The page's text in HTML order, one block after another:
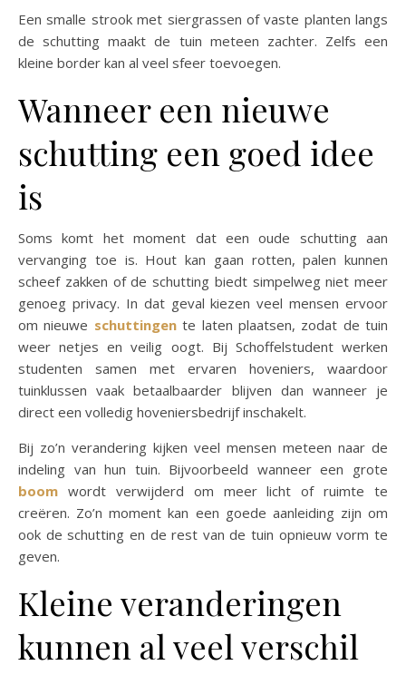
Een smalle strook met siergrassen of vaste planten langs
de schutting maakt de tuin meteen zachter. Zelfs een
kleine border kan al veel sfeer toevoegen.
Wanneer een nieuwe
schutting een goed idee
is
Soms komt het moment dat een oude schutting aan
vervanging toe is. Hout kan gaan rotten, palen kunnen
scheef zakken of de schutting biedt simpelweg niet meer
genoeg privacy. In dat geval kiezen veel mensen ervoor
om nieuwe schuttingente laten plaatsen, zodat de tuin
weer netjes en veilig oogt. Bij Schoffelstudent werken
studenten samen met ervaren hoveniers, waardoor
tuinklussen vaak betaalbaarder blijven dan wanneer je
direct een volledig hoveniersbedrijf inschakelt.
Bij zo’n verandering kijken veel mensen meteen naar de
indeling van hun tuin. Bijvoorbeeld wanneer een grote
boom wordt verwijderd om meer licht of ruimte te
creëren. Zo’n moment kan een goede aanleiding zijn om
ook de schutting en de rest van de tuin opnieuw vorm te
geven.
Kleine veranderingen
kunnen al veel verschil